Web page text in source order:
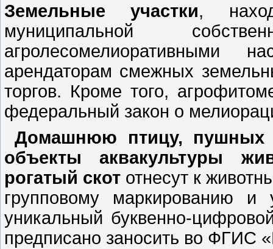
Земельные участки,
муниципальной
агролесомелиоративными
арендаторам смежных
торгов. Кроме того,
федеральный закон о
Домашнюю птицу, пушных
объекты аквакультуры
рогатый скот отнесут к
групповому маркированию и
уникальный буквенно-
предписано заносить во ФГИС